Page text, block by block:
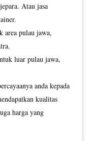
Atau jasa
area pulau jawa,
luar pulau jawa,
anda kepada
kualitas
harga yang